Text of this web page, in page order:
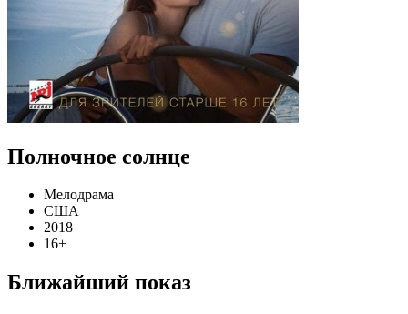
Полночное солнце
Мелодрама
США
2018
16+
Ближайший показ